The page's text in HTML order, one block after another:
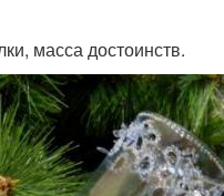
масса достоинств.